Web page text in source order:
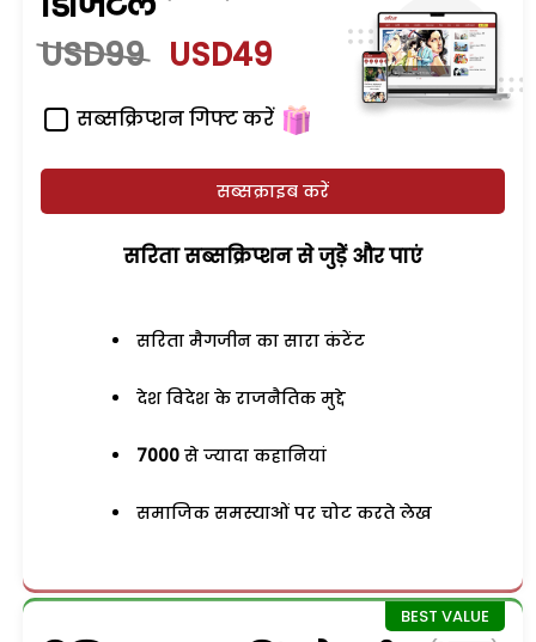
USD99 USD49
सब्सक्रिप्शन गिफ्ट करें
सब्सक्राइब करें
सरिता सब्सक्रिप्शन से जुड़ेें और पाएं
सरिता मैगजीन का सारा कंटेंट
देश विदेश के राजनैतिक मुद्दे
7000 से ज्यादा कहानियां
समाजिक समस्याओं पर चोट करते लेख